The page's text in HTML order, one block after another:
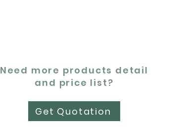
Need more products detail
and price list?
Get Quotation